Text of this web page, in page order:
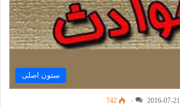
ستون اصلی
2016-07-21 ۰ 742